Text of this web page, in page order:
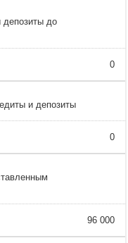
депозиты до
0
и депозиты
0
96 000